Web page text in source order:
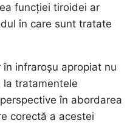
funcției tiroidei ar
în care sunt tratate
infraroșu apropiat nu
la tratamentele
în abordarea
corectă a acestei